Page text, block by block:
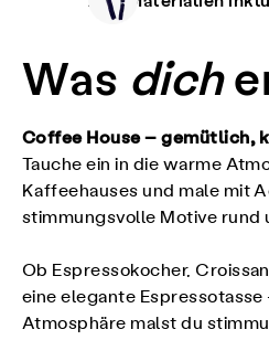
Was dich
Coffee House – gemütlich,
Tauche ein in die warme
Kaffeehauses und male mit
stimmungsvolle Motive rund
Ob Espressokocher,
eine elegante Espressotasse
Atmosphäre malst du